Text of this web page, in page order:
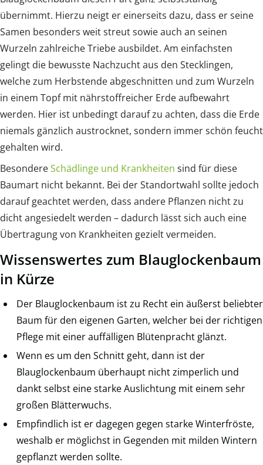
übernimmt. Hierzu neigt er einerseits dazu, dass er seine
Samen besonders weit streut sowie auch an seinen
Wurzeln zahlreiche Triebe ausbildet. Am einfachsten
gelingt die bewusste Nachzucht aus den Stecklingen,
welche zum Herbstende abgeschnitten und zum Wurzeln
in einem Topf mit nährstoffreicher Erde aufbewahrt
werden. Hier ist unbedingt darauf zu achten, dass die Erde
niemals gänzlich austrocknet, sondern immer schön feucht
gehalten wird.
BesondereSchädlinge und Krankheiten sind für diese
Baumart nicht bekannt. Bei der Standortwahl sollte jedoch
darauf geachtet werden, dass andere Pflanzen nicht zu
dicht angesiedelt werden – dadurch lässt sich auch eine
Übertragung von Krankheiten gezielt vermeiden.
Wissenswertes zum Blauglockenbaum
in Kürze
Der Blauglockenbaum ist zu Recht ein äußerst beliebter
Baum für den eigenen Garten, welcher bei der richtigen
Pflege mit einer auffälligen Blütenpracht glänzt.
Wenn es um den Schnitt geht, dann ist der
Blauglockenbaum überhaupt nicht zimperlich und
dankt selbst eine starke Auslichtung mit einem sehr
großen Blätterwuchs.
Empfindlich ist er dagegen gegen starke Winterfröste,
weshalb er möglichst in Gegenden mit milden Wintern
gepflanzt werden sollte.